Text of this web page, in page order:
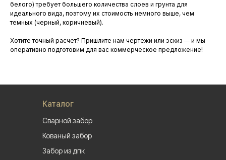
белого) требует большего количества слоев и грунта для
идеального вида, поэтому их стоимость немного выше, чем
темных (черный, коричневый).
Хотите точный расчет? Пришлите нам чертежи или эскиз — и мы
оперативно подготовим для вас коммерческое предложение!
Каталог
Сварной забор
Кованый забор
Забор из дпк